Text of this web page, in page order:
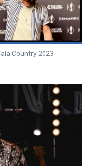
Country 2023